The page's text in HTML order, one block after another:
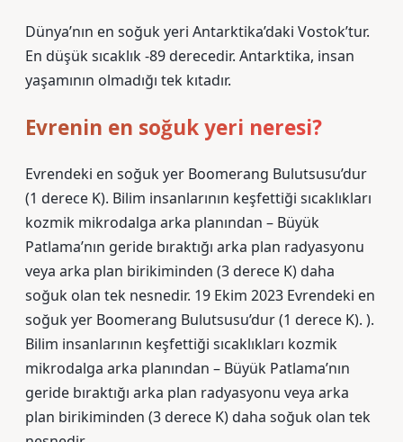
Dünya’nın en soğuk yeri Antarktika’daki Vostok’tur.
En düşük sıcaklık -89 derecedir. Antarktika, insan
yaşamının olmadığı tek kıtadır.
Evrenin en soğuk yeri neresi?
Evrendeki en soğuk yer Boomerang Bulutsusu’dur
(1 derece K). Bilim insanlarının keşfettiği sıcaklıkları
kozmik mikrodalga arka planından – Büyük
Patlama’nın geride bıraktığı arka plan radyasyonu
veya arka plan birikiminden (3 derece K) daha
soğuk olan tek nesnedir. 19 Ekim 2023 Evrendeki en
soğuk yer Boomerang Bulutsusu’dur (1 derece K). ).
Bilim insanlarının keşfettiği sıcaklıkları kozmik
mikrodalga arka planından – Büyük Patlama’nın
geride bıraktığı arka plan radyasyonu veya arka
plan birikiminden (3 derece K) daha soğuk olan tek